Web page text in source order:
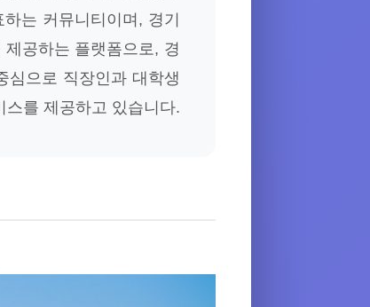
는 커뮤니티이며, 경기
공하는 플랫폼으로, 경
심으로 직장인과 대학생
를 제공하고 있습니다.